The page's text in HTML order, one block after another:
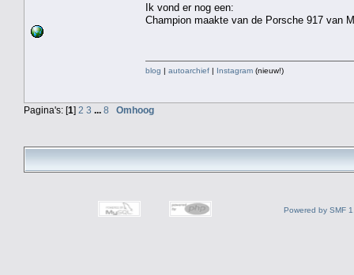
Ik vond er nog een:
Champion maakte van de Porsche 917 van
blog | autoarchief | Instagram (nieuw!)
Pagina's: [1] 2 3 ... 8 Omhoog
Powered by SMF